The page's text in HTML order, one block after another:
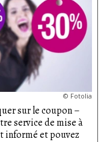
© Fotolia
sur le coupon –
service de mise à
informé et pouvez